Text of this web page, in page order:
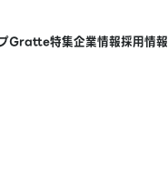
Gratte特集企業情報採用情報